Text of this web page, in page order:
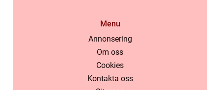
Menu
Annonsering
Om oss
Cookies
Kontakta oss